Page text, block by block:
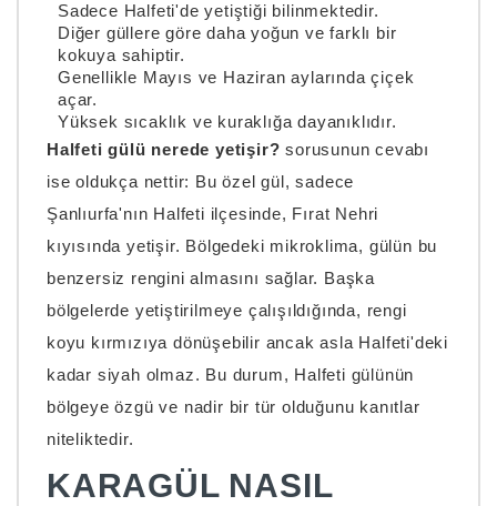
Sadece Halfeti'de yetiştiği bilinmektedir.
Diğer güllere göre daha yoğun ve farklı bir
kokuya sahiptir.
Genellikle Mayıs ve Haziran aylarında çiçek
açar.
Yüksek sıcaklık ve kuraklığa dayanıklıdır.
Halfeti gülü nerede yetişir? sorusunun cevabı
ise oldukça nettir: Bu özel gül, sadece
Şanlıurfa'nın Halfeti ilçesinde, Fırat Nehri
kıyısında yetişir. Bölgedeki mikroklima, gülün bu
benzersiz rengini almasını sağlar. Başka
bölgelerde yetiştirilmeye çalışıldığında, rengi
koyu kırmızıya dönüşebilir ancak asla Halfeti'deki
kadar siyah olmaz. Bu durum, Halfeti gülünün
bölgeye özgü ve nadir bir tür olduğunu kanıtlar
niteliktedir.
KARAGÜL NASIL